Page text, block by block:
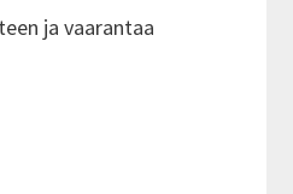
ja vaarantaa